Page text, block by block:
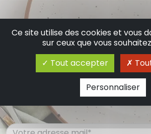
événements, promotions et
en vous inscrivant à notre
manquez aucune nouveauté
d'informations exclusives en
dès maintenant.
Ce site utilise des cookies et vous
sur ceux que vous
Tout accepter
Personnaliser